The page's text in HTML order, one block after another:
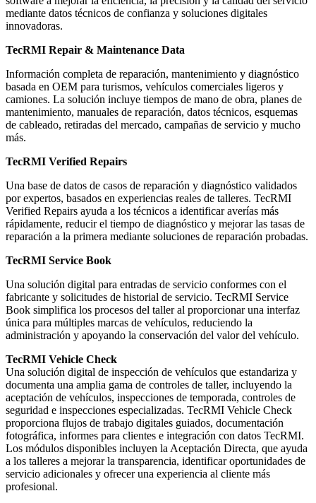
mediante datos técnicos de confianza y soluciones digitales
innovadoras.
TecRMI Repair & Maintenance Data
Información completa de reparación, mantenimiento y diagnóstico
basada en OEM para turismos, vehículos comerciales ligeros y
camiones. La solución incluye tiempos de mano de obra, planes de
mantenimiento, manuales de reparación, datos técnicos, esquemas
de cableado, retiradas del mercado, campañas de servicio y mucho
más.
TecRMI Verified Repairs
Una base de datos de casos de reparación y diagnóstico validados
por expertos, basados en experiencias reales de talleres. TecRMI
Verified Repairs ayuda a los técnicos a identificar averías más
rápidamente, reducir el tiempo de diagnóstico y mejorar las tasas de
reparación a la primera mediante soluciones de reparación probadas.
TecRMI Service Book
Una solución digital para entradas de servicio conformes con el
fabricante y solicitudes de historial de servicio. TecRMI Service
Book simplifica los procesos del taller al proporcionar una interfaz
única para múltiples marcas de vehículos, reduciendo la
administración y apoyando la conservación del valor del vehículo.
TecRMI Vehicle Check
Una solución digital de inspección de vehículos que estandariza y
documenta una amplia gama de controles de taller, incluyendo la
aceptación de vehículos, inspecciones de temporada, controles de
seguridad e inspecciones especializadas. TecRMI Vehicle Check
proporciona flujos de trabajo digitales guiados, documentación
fotográfica, informes para clientes e integración con datos TecRMI.
Los módulos disponibles incluyen la Aceptación Directa, que ayuda
a los talleres a mejorar la transparencia, identificar oportunidades de
servicio adicionales y ofrecer una experiencia al cliente más
profesional.